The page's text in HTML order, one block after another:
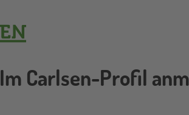
Carlsen
Im Carlsen-Profil